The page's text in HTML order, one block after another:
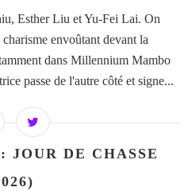
Esther Liu et Yu-Fei Lai. On
envoûtant devant la
dans Millennium Mambo
passe de l'autre côté et signe...
DE CHASSE